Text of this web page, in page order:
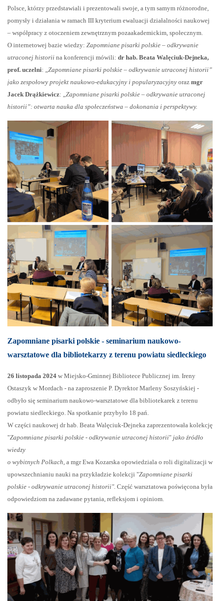
Polsce, którzy przedstawiali i prezentowali swoje, a tym samym różnorodne,
pomysły i działania w ramach III kryterium ewaluacji działalności naukowej
– współpracy z otoczeniem zewnętrznym pozaakademickim, społecznym.
O internetowej bazie wiedzy: Zapomniane pisarki polskie – odkrywanie
utraconej historii na konferencji mówili: dr hab. Beata Walęciuk-Dejneka,
prof. uczelni: „Zapomniane pisarki polskie – odkrywanie utraconej historii”
jako zespołowy projekt naukowo-edukacyjny i popularyzacyjny oraz mgr
Jacek Drążkiewicz: „Zapomniane pisarki polskie – odkrywanie utraconej
historii”: otwarta nauka dla społeczeństwa – dokonania i perspektywy.
Zapomniane pisarki polskie - seminarium naukowo-
warsztatowe dla bibliotekarzy z terenu powiatu siedleckiego
26 listopada 2024 w Miejsko-Gminnej Bibliotece Publicznej im. Ireny
Ostaszyk w Mordach - na zaproszenie P. Dyrektor Marleny Soszyńskiej -
odbyło się seminarium naukowo-warsztatowe dla bibliotekarek z terenu
powiatu siedleckiego. Na spotkanie przybyło 18 pań.
W części naukowej dr hab. Beata Walęciuk-Dejneka zaprezentowała kolekcję
"Zapomniane pisarki polskie - odkrywanie utraconej historii" jako źródło
wiedzy
o wybitnych Polkach, a mgr Ewa Kozarska opowiedziala o roli digitalizacji w
upowszechnianiu nauki na przykładzie kolekcji "Zapomniane pisarki
polskie - odkrywanie utraconej historii". Część warsztatowa poświęcona była
odpowiedziom na zadawane pytania, refleksjom i opiniom.